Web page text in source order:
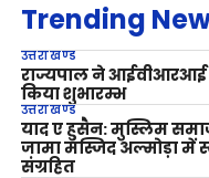
Trending
उत्तराखण्ड
राज्यपाल ने आईवीआरआई
किया शुभारम्भ
उत्तराखण्ड
याद ए हुसैन: मुस्लिम
जामा मस्जिद अल्मोड़ा में
संग्रहित